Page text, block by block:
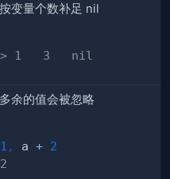
变量个数补足 nil
1   3   nil
余的值会被忽略
1 , a + 2